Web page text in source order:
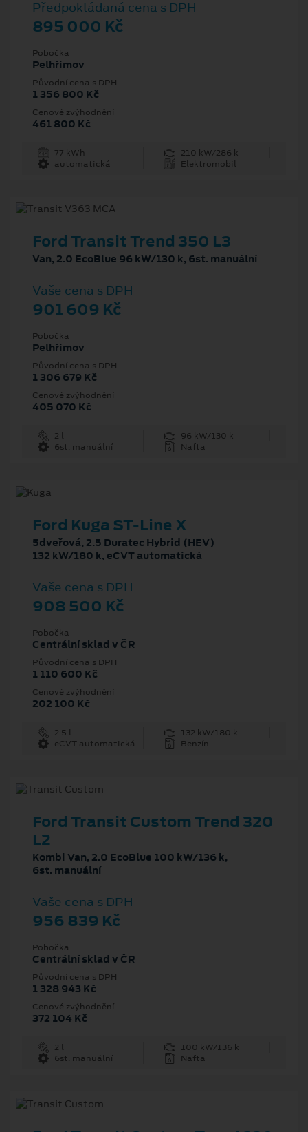
Předpokládaná cena s DPH
895 000 Kč
Pobočka
Pelhřimov
Původní cena s DPH
1 356 800 Kč
Cenové zvýhodnění
461 800 Kč
77 kWh
210 kW/286 k
automatická
Elektromobil
Ford Transit Trend 350 L3
Van, 2.0 EcoBlue 96 kW/130 k, 6st. manuální
Vaše cena s DPH
901 609 Kč
Pobočka
Pelhřimov
Původní cena s DPH
1 306 679 Kč
Cenové zvýhodnění
405 070 Kč
2 l
96 kW/130 k
6st. manuální
Nafta
Ford Kuga ST-Line X
5dveřová, 2.5 Duratec Hybrid (HEV)
132 kW/180 k, eCVT automatická
Vaše cena s DPH
908 500 Kč
Pobočka
Centrální sklad v ČR
Původní cena s DPH
1 110 600 Kč
Cenové zvýhodnění
202 100 Kč
2.5 l
132 kW/180 k
eCVT automatická
Benzín
Ford Transit Custom Trend 320
L2
Kombi Van, 2.0 EcoBlue 100 kW/136 k,
6st. manuální
Vaše cena s DPH
956 839 Kč
Pobočka
Centrální sklad v ČR
Původní cena s DPH
1 328 943 Kč
Cenové zvýhodnění
372 104 Kč
2 l
100 kW/136 k
6st. manuální
Nafta